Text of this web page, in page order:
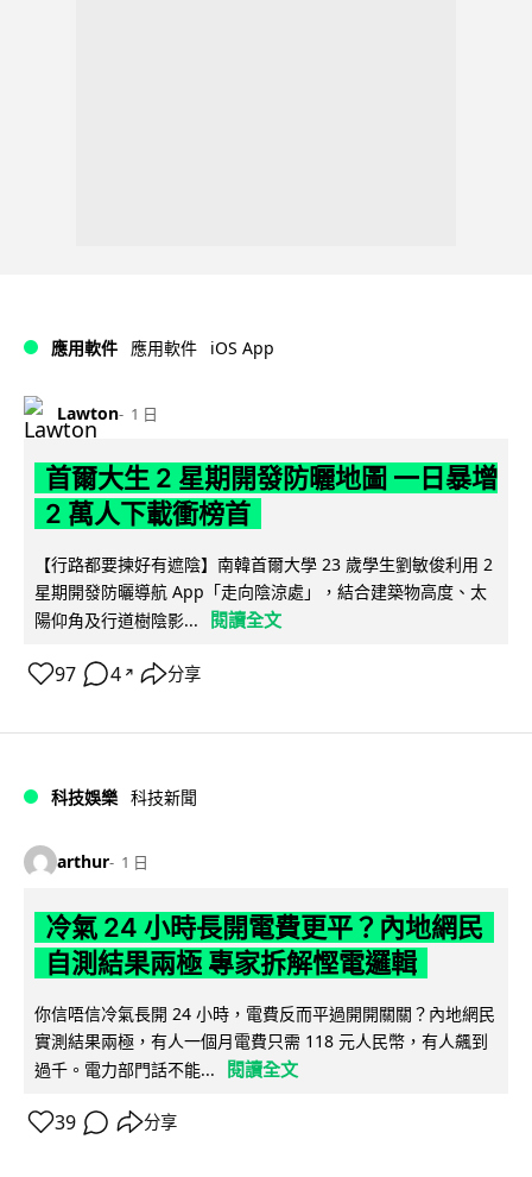
應用軟件 應用軟件 iOS App
Lawton 1 日
首爾大生 2 星期開發防曬地圖 一日暴增
2 萬人下載衝榜首
【行路都要揀好有遮陰】南韓首爾大學 23 歲學生劉敏俊利用 2
星期開發防曬導航 App「走向陰涼處」，結合建築物高度、太
陽仰角及行道樹陰影...
閱讀全文
97 4 ↗ 分享
科技娛樂 科技新聞
arthur 1 日
冷氣 24 小時長開電費更平？內地網民
自測結果兩極 專家拆解慳電邏輯
你信唔信冷氣長開 24 小時，電費反而平過開開關關？內地網民
實測結果兩極，有人一個月電費只需 118 元人民幣，有人飆到
過千。電力部門話不能...
閱讀全文
39 分享